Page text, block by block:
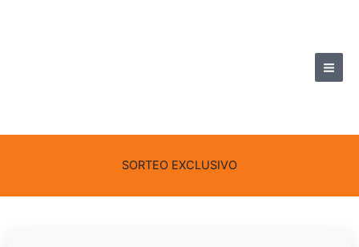
SORTEO EXCLUSIVO